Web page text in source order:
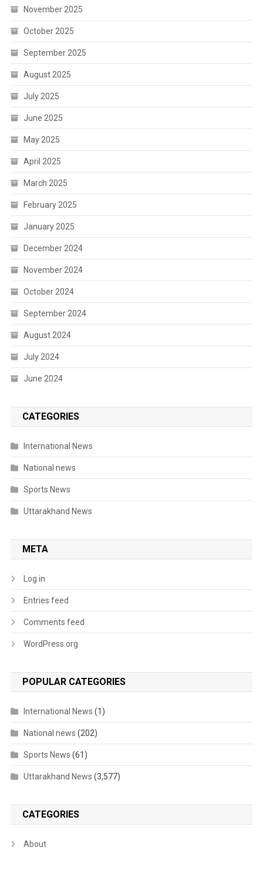
November 2025
October 2025
September 2025
August 2025
July 2025
June 2025
May 2025
April 2025
March 2025
February 2025
January 2025
December 2024
November 2024
October 2024
September 2024
August 2024
July 2024
June 2024
CATEGORIES
International News
National news
Sports News
Uttarakhand News
META
Log in
Entries feed
Comments feed
WordPress.org
POPULAR CATEGORIES
International News (1)
National news (202)
Sports News (61)
Uttarakhand News (3,577)
CATEGORIES
About